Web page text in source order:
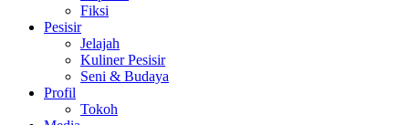
Fiksi
Pesisir
Jelajah
Kuliner Pesisir
Seni & Budaya
Profil
Tokoh